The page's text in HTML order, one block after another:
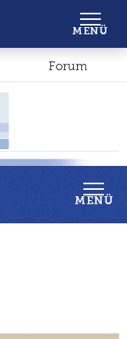
Forum
MENÜ